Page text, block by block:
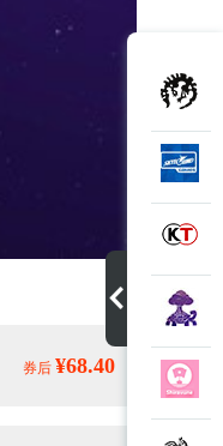
券后 ¥68.40